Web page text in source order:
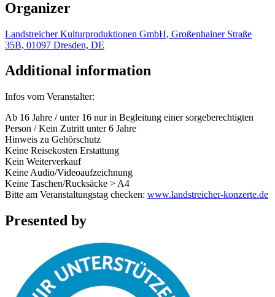
Organizer
Landstreicher Kulturproduktionen GmbH, Großenhainer Straße
35B, 01097 Dresden, DE
Additional information
Infos vom Veranstalter:
Ab 16 Jahre / unter 16 nur in Begleitung einer sorgeberechtigten
Person / Kein Zutritt unter 6 Jahre
Hinweis zu Gehörschutz
Keine Reisekosten Erstattung
Kein Weiterverkauf
Keine Audio/Videoaufzeichnung
Keine Taschen/Rucksäcke > A4
Bitte am Veranstaltungstag checken: www.landstreicher-konzerte.de
Presented by